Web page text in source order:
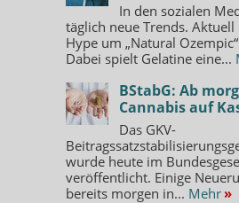
In den sozialen
täglich neue Trends.
Hype um „Natural
Dabei spielt Gelatine eine...
BStabG: Ab
Cannabis auf
Das GKV-
wurde heute im
veröffentlicht. Einige
bereits morgen in... Mehr »